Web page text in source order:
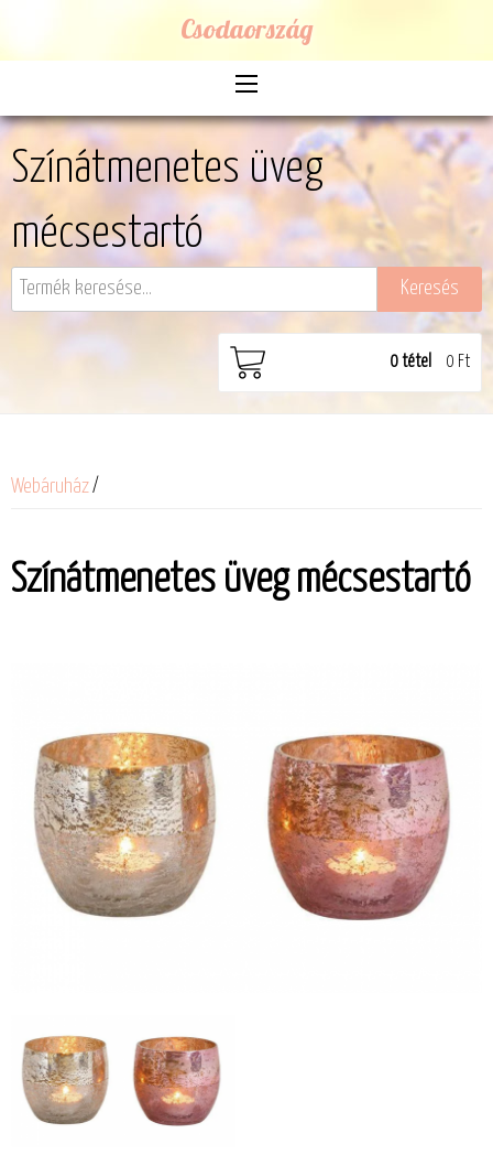
Csodaország
Színátmenetes üveg
mécsestartó
0tétel 0 Ft
Webáruház/
Színátmenetes üveg mécsestartó